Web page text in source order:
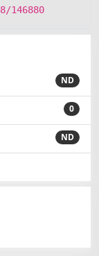
146880
ND
0
ND